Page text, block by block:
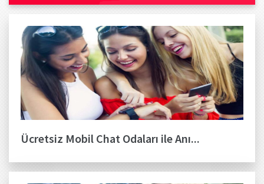
Ücretsiz Mobil Chat Odaları ile Anı...